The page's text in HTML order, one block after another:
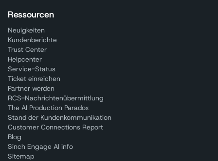
Ressourcen
Neuigkeiten
Kundenberichte
Trust Center
Helpcenter
Service-Status
Ticket einreichen
Partner werden
RCS-Nachrichtenübermittlung
The AI Production Paradox
Stand der Kundenkommunikation
Customer Connections Report
Blog
Sinch Engage AI info
Sitemap